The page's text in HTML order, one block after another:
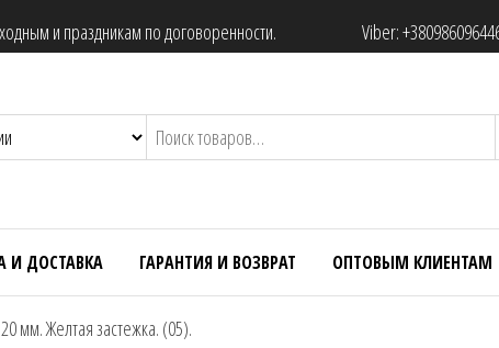
и праздникам по договоренности. Viber:
И ДОСТАВКА ГАРАНТИЯ И ВОЗВРАТ ОПТОВЫМ КЛИЕНТАМ
мм. Желтая застежка. (05).